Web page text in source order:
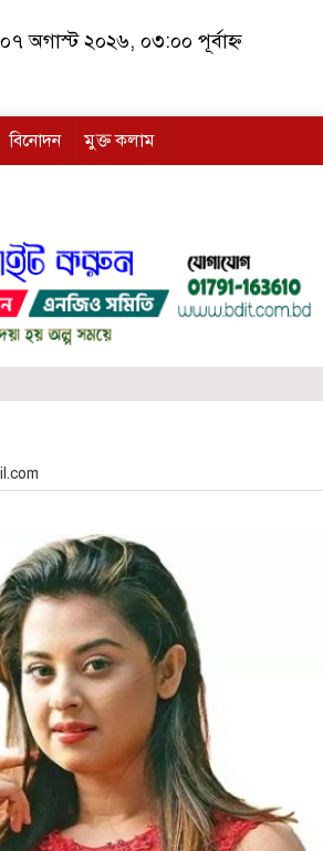
অগাস্ট ২০২৬, ০৩:০০ পূর্বাহ্ন
বিনোদন মুক্ত কলাম